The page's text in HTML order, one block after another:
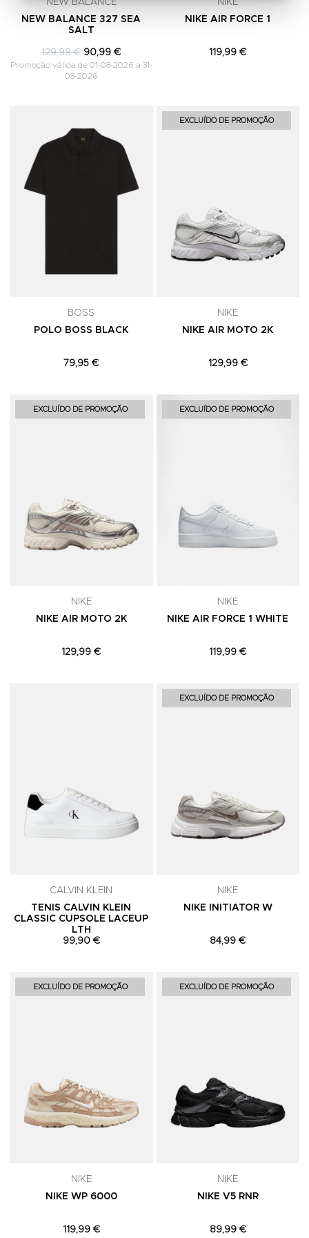
NEW BALANCE
NEW BALANCE 327 SEA
SALT
129,99 € 90,99 €
Promoção válida de 01-08-2026 a 31-
08-2026
NIKE
NIKE AIR FORCE 1
119,99 €
Adicionar aos Favoritos
BOSS
POLO BOSS BLACK
79,95 €
EXCLUÍDO DE PROMOÇÃO
NIKE
NIKE AIR MOTO 2K
129,99 €
EXCLUÍDO DE PROMOÇÃO Adicionar aos Favoritos
NIKE
NIKE AIR MOTO 2K
129,99 €
EXCLUÍDO DE PROMOÇÃO
NIKE
NIKE AIR FORCE 1 WHITE
119,99 €
Adicionar aos Favoritos
CALVIN KLEIN
TENIS CALVIN KLEIN
CLASSIC CUPSOLE LACEUP
LTH
99,90 €
EXCLUÍDO DE PROMOÇÃO
NIKE
NIKE INITIATOR W
84,99 €
EXCLUÍDO DE PROMOÇÃO Adicionar aos Favoritos
NIKE
NIKE WP 6000
119,99 €
EXCLUÍDO DE PROMOÇÃO
NIKE
NIKE V5 RNR
89,99 €